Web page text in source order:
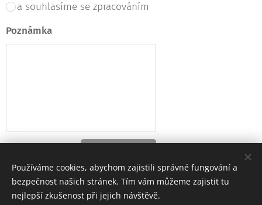
a souhlasíme se zpracováním
Poznámka
Používáme cookies, abychom zajistili správné fungování a
bezpečnost našich stránek. Tím vám můžeme zajistit tu
nejlepší zkušenost při jejich návštěvě.